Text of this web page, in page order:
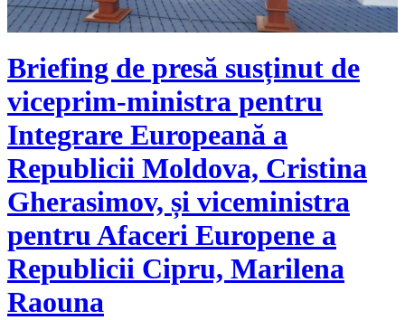
Briefing de presă susținut de
viceprim-ministra pentru
Integrare Europeană a
Republicii Moldova, Cristina
Gherasimov, și viceministra
pentru Afaceri Europene a
Republicii Cipru, Marilena
Raouna